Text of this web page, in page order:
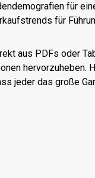
für
für
aus PDFs oder
hervorzuheben.
jeder das große